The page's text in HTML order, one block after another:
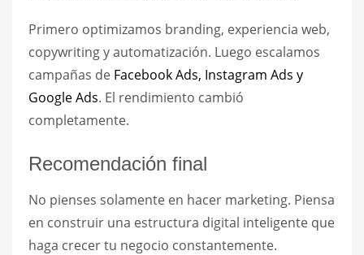
Primero optimizamos branding, experiencia web,
copywriting y automatización. Luego escalamos
campañas de Facebook Ads, Instagram Ads y
Google Ads. El rendimiento cambió
completamente.
Recomendación final
No pienses solamente en hacer marketing. Piensa
en construir una estructura digital inteligente que
haga crecer tu negocio constantemente.